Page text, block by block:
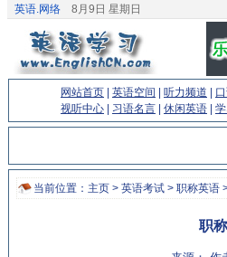
英语.网络 8月9日 星期日
网站首页 英语空间 听力频道
视听中心
习语名言 休闲英语
当前位置： 主页 > 英语考试 > 职称英语
职